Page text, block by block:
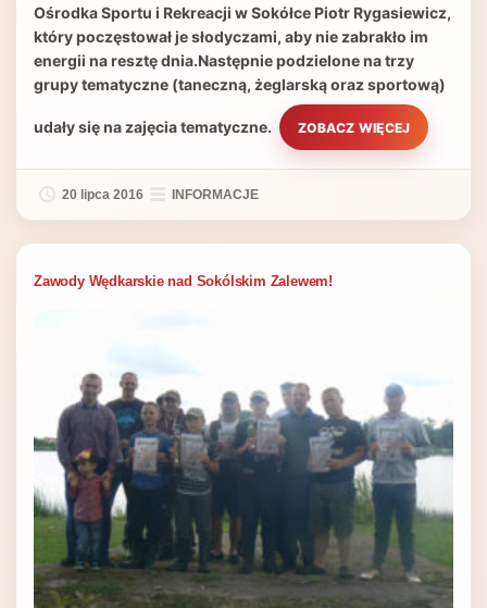
Ośrodka Sportu i Rekreacji w Sokółce Piotr Rygasiewicz,
który poczęstował je słodyczami, aby nie zabrakło im
energii na resztę dnia.Następnie podzielone na trzy
grupy tematyczne (taneczną, żeglarską oraz sportową)
udały się na zajęcia tematyczne. ZOBACZ WIĘCEJ
20 lipca 2016 INFORMACJE
Zawody Wędkarskie nad Sokólskim Zalewem!